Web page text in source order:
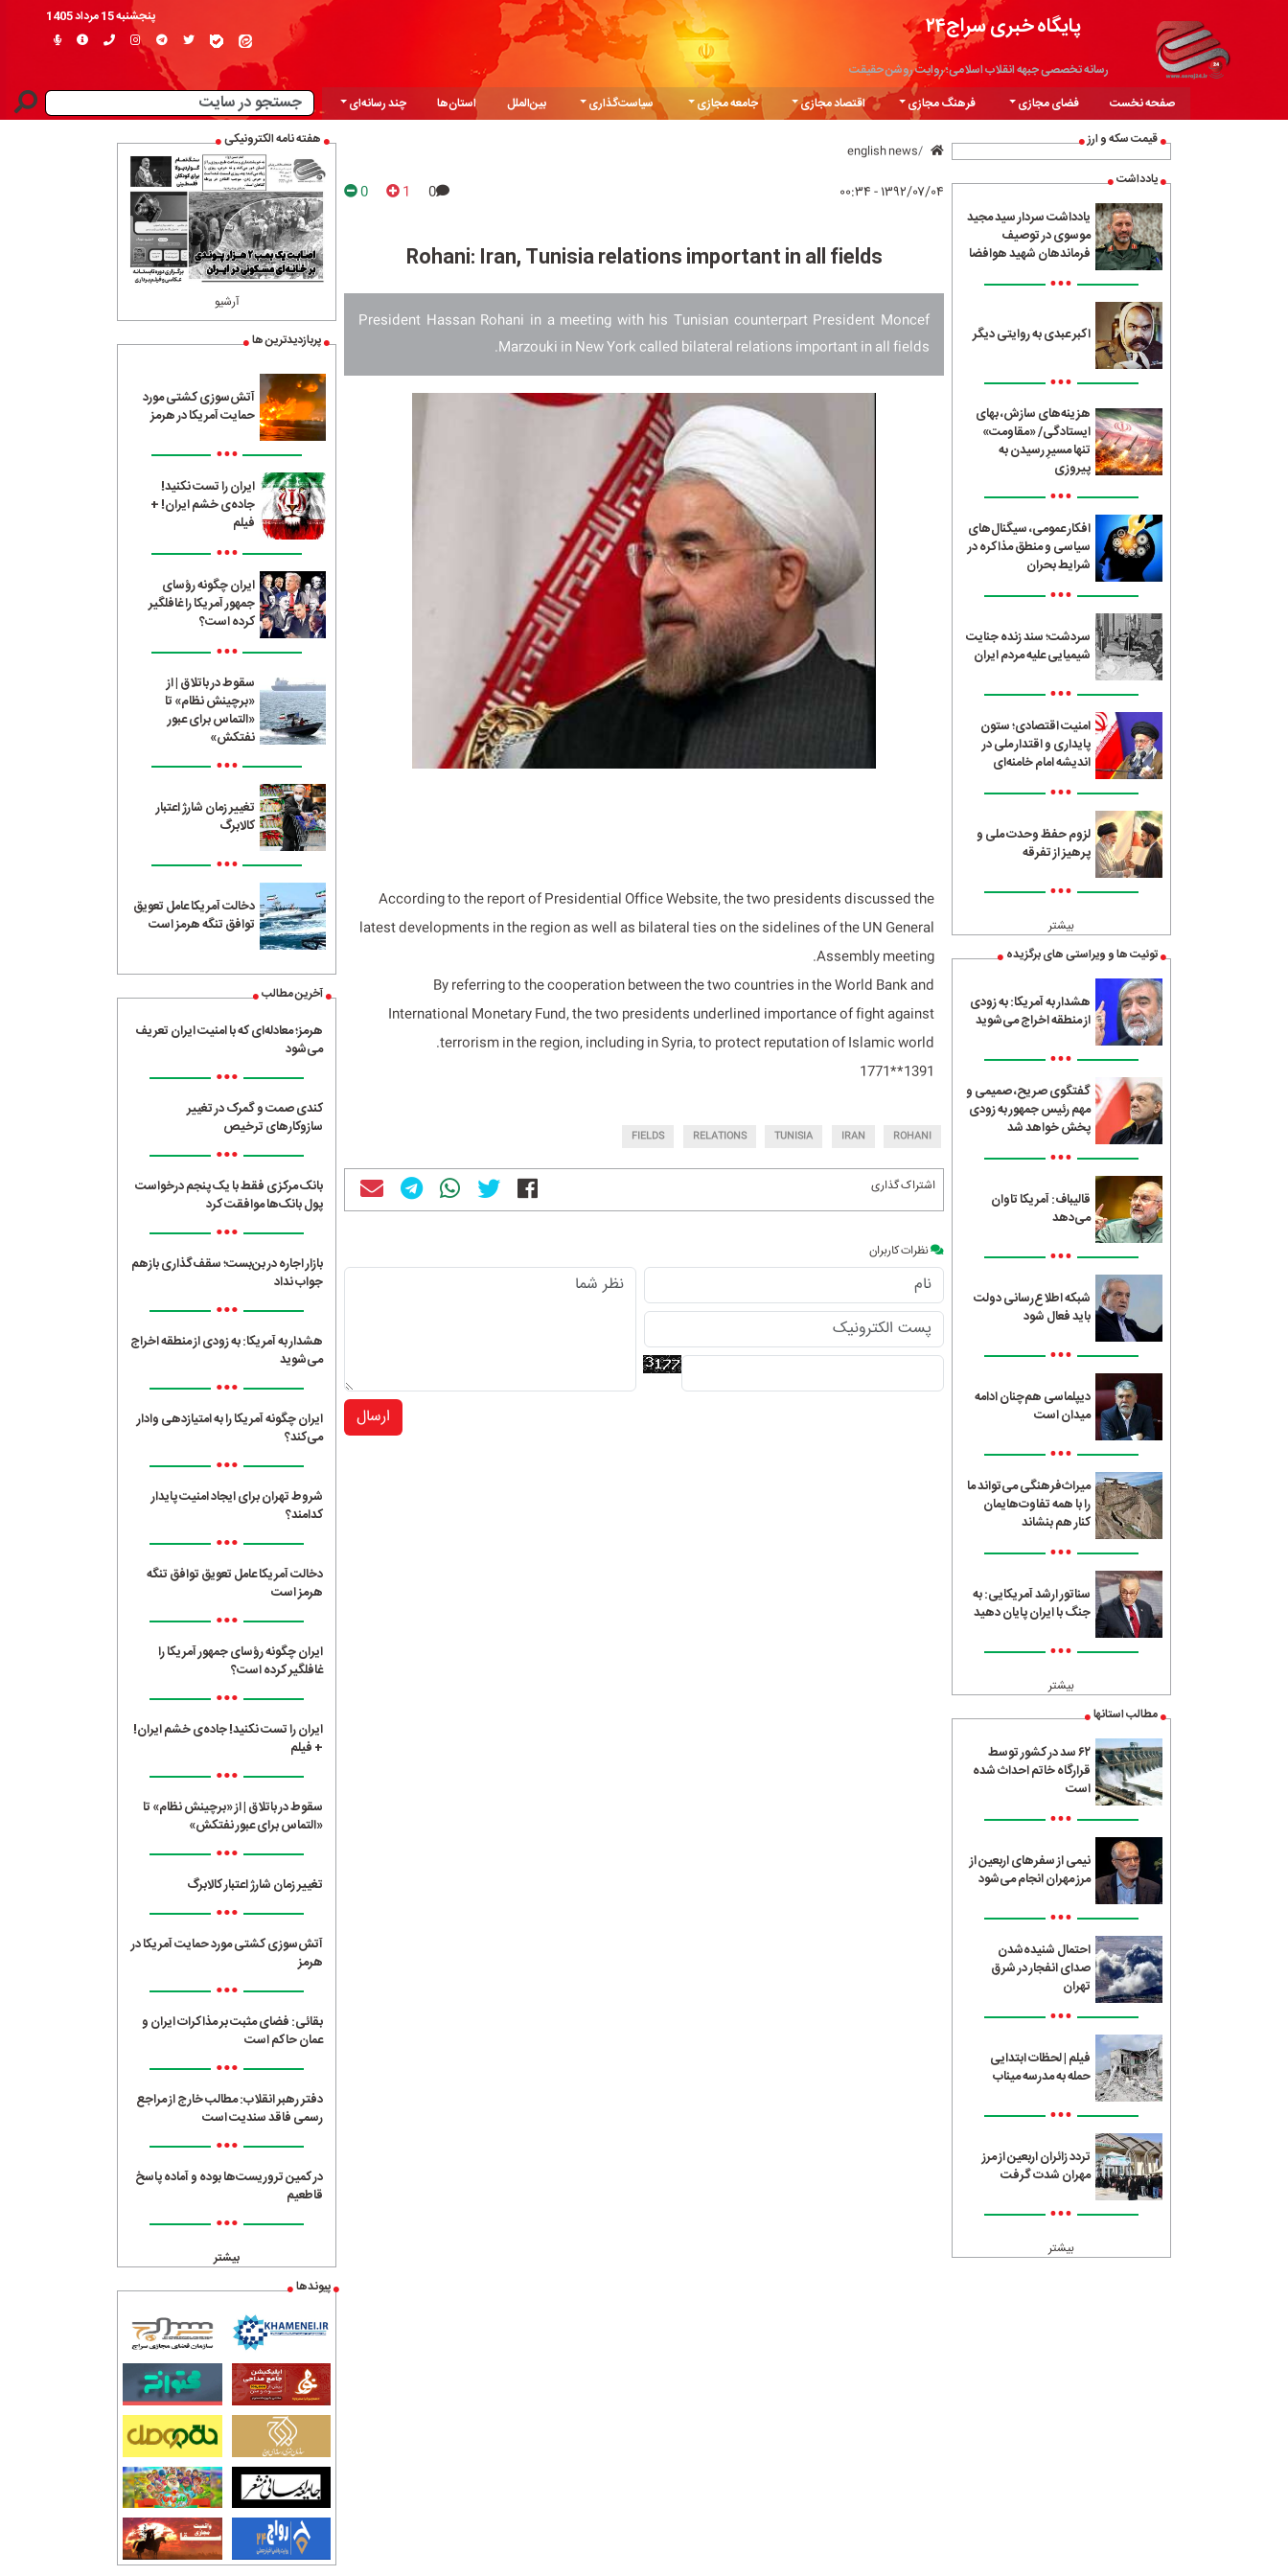
پایگاه خبری سراج۲۴
رسانه تخصصی جبهه انقلاب اسلامی؛ روایت روشن حقیقت
پنجشنبه 15 مرداد 1405
صفحه نخست فضای مجازی فرهنگ مجازی اقتصاد مجازی جامعه مجازی سیاست‌گذاری بین‌الملل استان‌ها
چند رسانه‌ای
قیمت سکه و ارز
یادداشت
یادداشت سردار سید مجید
موسوی در توصیف
فرماندهان شهید هوافضا
•••
اکبر عبدی به روایتی دیگر
•••
هزینه‌های سازش، بهای
ایستادگی/ «مقاومت»
تنها مسیرِ رسیدن به
پیروزی
•••
افکار عمومی، سیگنال‌های
سیاسی و منطق مذاکره در
شرایط بحران
•••
سردشت؛ سند زنده جنایت
شیمیایی علیه مردم ایران
•••
امنیت اقتصادی؛ ستون
پایداری و اقتدار ملی در
اندیشه امام خامنه‌ای
•••
لزوم حفظ وحدت ملی و
پرهیز از تفرقه
•••
بیشتر
توئیت ها و ویراستی های برگزیده
هشدار به آمریکا: به زودی
از منطقه اخراج می‌شوید
•••
گفتگوی صریح، صمیمی و
مهم رئیس جمهور به زودی
پخش خواهد شد
•••
قالیباف: آمریکا تاوان
می‌دهد
•••
شبکه اطلاع‌رسانی دولت
باید فعال شود
•••
دیپلماسی هم‌چنان ادامه
میدان است
•••
میراث‌فرهنگی می‌تواند ما
را با همه تفاوت‌هایمان
کنار هم بنشاند
•••
سناتور ارشد آمریکایی: به
جنگ با ایران پایان دهید
•••
بیشتر
مطالب استانها
۶۲ سد در کشور توسط
قرارگاه خاتم احداث شده
است
•••
نیمی از سفرهای اربعین از
مرز مهران انجام می‌شود
•••
احتمال شنیده‌شدن
صدای انفجار در شرق
تهران
•••
فیلم | لحظات ابتدایی
حمله به مدرسه میناب
•••
تردد زائران اربعین از مرز
مهران شدت گرفت
•••
بیشتر
english news
۱۳۹۲/۰۷/۰۴ - ۰۰:۳۴ 0
1
0
Rohani: Iran, Tunisia relations important in all fields
President Hassan Rohani in a meeting with his Tunisian counterpart President Moncef
Marzouki in New York called bilateral relations important in all fields.
According to the report of Presidential Office Website, the two presidents discussed the
latest developments in the region as well as bilateral ties on the sidelines of the UN General
Assembly meeting.
By referring to the cooperation between the two countries in the World Bank and
International Monetary Fund, the two presidents underlined importance of fight against
terrorism in the region, including in Syria, to protect reputation of Islamic world.
1391**1771
ROHANI
IRAN
TUNISIA
RELATIONS
FIELDS
اشتراک گذاری
نظرات کاربران
ارسال
هفته نامه الکترونیکی
آرشیو
پربازدیدترین ها
آتش‌سوزی کشتی مورد
حمایت آمریکا در هرمز
•••
ایران را تست نکنید!
جاده‌ی خشم ایران! +
فیلم
•••
ایران چگونه رؤسای
جمهور آمریکا را غافلگیر
کرده است؟
•••
سقوط در باتلاق | از
«برچینش نظام» تا
«التماس برای عبور
نفتکش»
•••
تغییر زمان شارژ اعتبار
کالابرگ
•••
دخالت آمریکا عامل تعویق
توافق تنگه هرمز است
آخرین مطالب
هرمز؛ معادله‌ای که با امنیت ایران تعریف
می‌شود
•••
کندی صمت و گمرک در تغییر
سازوکارهای ترخیص
•••
بانک مرکزی فقط با یک‌ پنجم درخواست
پول بانک‌ها موافقت کرد
•••
بازار اجاره در بن‌بست؛ سقف‌گذاری بازهم
جواب نداد
•••
هشدار به آمریکا: به زودی از منطقه اخراج
می‌شوید
•••
ایران چگونه آمریکا را به امتیازدهی وادار
می‌کند؟
•••
شروط تهران برای ایجاد امنیت پایدار
کدامند؟
•••
دخالت آمریکا عامل تعویق توافق تنگه
هرمز است
•••
ایران چگونه رؤسای جمهور آمریکا را
غافلگیر کرده است؟
•••
ایران را تست نکنید! جاده‌ی خشم ایران!
+ فیلم
•••
سقوط در باتلاق | از «برچینش نظام» تا
«التماس برای عبور نفتکش»
•••
تغییر زمان شارژ اعتبار کالابرگ
•••
آتش‌سوزی کشتی مورد حمایت آمریکا در
هرمز
•••
بقائی: فضای مثبت بر مذاکرات ایران و
عمان حاکم است
•••
دفتر رهبر انقلاب: مطالب خارج از مراجع
رسمی فاقد سندیت است
•••
در کمین تروریست‌ها بوده و آماده پاسخ
قاطعیم
•••
بیشتر
پیوندها